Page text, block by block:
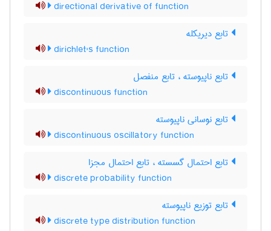
directional derivative of function
تابع دیریکله
dirichlet's function
تابع ناپیوسته ، تابع منفصل
discontinuous function
تابع نوسانی ناپیوسته
discontinuous oscillatory function
تابع احتمال گسسته ، تابع احتمال مجزا
discrete probability function
تابع توزیع ناپیوسته
discrete type distribution function